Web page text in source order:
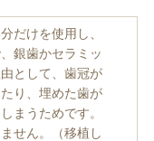
だけを使用し、
銀歯かセラミッ
として、歯冠が
り、埋めた歯が
まうためです。
せん。（移植し